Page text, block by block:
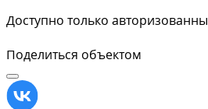
Доступно только
Поделиться объектом